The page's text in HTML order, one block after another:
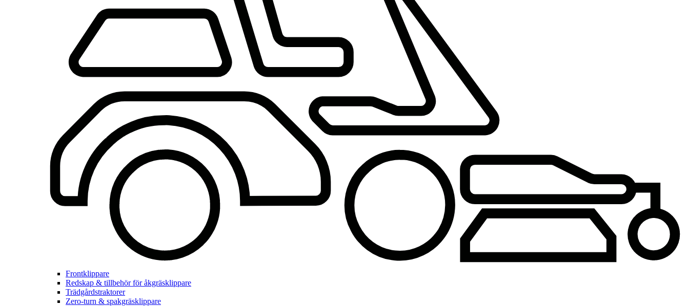
Frontklippare
Redskap & tillbehör för åkgräsklippare
Trädgårdstraktorer
Zero-turn & spakgräsklippare